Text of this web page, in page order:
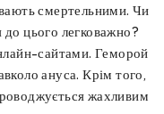
смертельними. Чи
цього легковажно?
сайтами. Геморой
ануса. Крім того,
жахливим